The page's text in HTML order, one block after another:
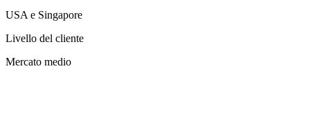
USA e Singapore
Livello del cliente
Mercato medio